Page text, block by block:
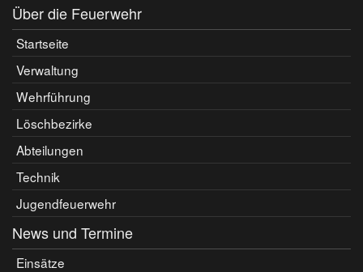
Über die Feuerwehr
Startseite
Verwaltung
Wehrführung
Löschbezirke
Abteilungen
Technik
Jugendfeuerwehr
News und Termine
Einsätze